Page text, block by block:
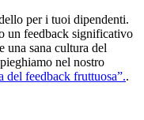
per i tuoi dipendenti.
un feedback significativo
una sana cultura del
nel nostro
del feedback fruttuosa”..